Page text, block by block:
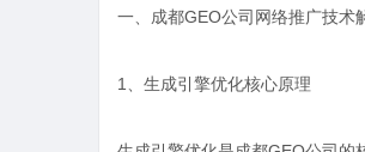
一、成都GEO公司网络推广技术
1、生成引擎优化核心原理